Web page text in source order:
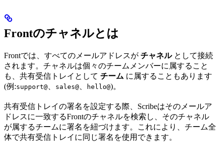
Frontのチャネルとは
Frontでは、すべてのメールアドレスが チャネルとして接続
されます。チャネルは個々のチームメンバーに属すること
も、共有受信トレイとして チーム に属することもあります
(例:support@ sales@ hello@)。
共有受信トレイの署名を設定する際、Scribeはそのメールア
ドレスに一致するFrontのチャネルを検索し、そのチャネル
が属するチームに署名を紐づけます。これにより、チーム全
体で共有受信トレイに同じ署名を使用できます。